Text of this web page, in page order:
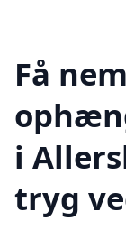
Få
i
tryg